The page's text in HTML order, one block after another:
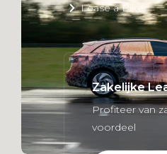
Lease a Bike
Zakelijke
Profiteer van
voordeel